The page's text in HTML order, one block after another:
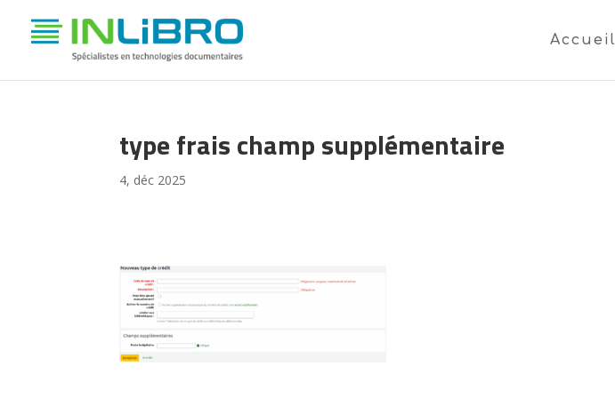
Accueil
type frais champ supplémentaire
4, déc 2025